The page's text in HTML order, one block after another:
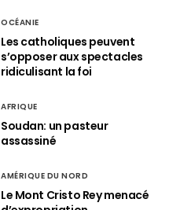
OCÉANIE
Les catholiques peuvent
s’opposer aux spectacles
ridiculisant la foi
AFRIQUE
Soudan: un pasteur
assassiné
AMÉRIQUE DU NORD
Le Mont Cristo Rey menacé